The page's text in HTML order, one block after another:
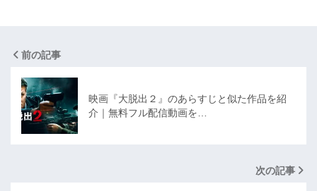
前の記事
映画『大脱出２』のあらすじと似た作品を紹
介｜無料フル配信動画を…
次の記事